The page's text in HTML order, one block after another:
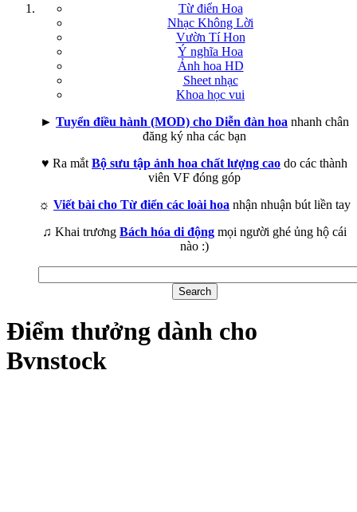
Từ điển Hoa
Nhạc Không Lời
Vườn Tí Hon
Ý nghĩa Hoa
Ảnh hoa HD
Sheet nhạc
Khoa học vui
► Tuyển điều hành (MOD) cho Diễn đàn hoa nhanh chân
đăng ký nha các bạn
♥ Ra mắt Bộ sưu tập ảnh hoa chất lượng cao do các thành
viên VF đóng góp
☼ Viết bài cho Từ điển các loài hoa nhận nhuận bút liền tay
♫ Khai trương Bách hóa di động mọi người ghé ủng hộ cái
nào :)
Điểm thưởng dành cho
Bvnstock